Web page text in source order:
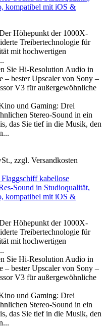
kompatibel mit iOS &
Höhepunkt der 1000X-
Treibertechnologie für
mit hochwertigen
Sie Hi-Resolution Audio in
– bester Upscaler von Sony –
V3 für außergewöhnliche
und Gaming: Drei
Stereo-Sound in ein
das Sie tief in die Musik, den
zzgl. Versandkosten
kabellose
Sound in Studioqualität,
kompatibel mit iOS &
Höhepunkt der 1000X-
Treibertechnologie für
mit hochwertigen
Sie Hi-Resolution Audio in
– bester Upscaler von Sony –
V3 für außergewöhnliche
und Gaming: Drei
Stereo-Sound in ein
das Sie tief in die Musik, den